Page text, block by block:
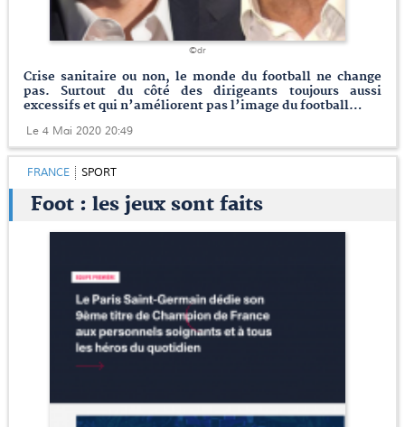
©dr
Crise sanitaire ou non, le monde du football ne change
pas. Surtout du côté des dirigeants toujours aussi
excessifs et qui n’améliorent pas l’image du football…
Le 4 Mai 2020 20:49
FRANCE SPORT
Foot : les jeux sont faits